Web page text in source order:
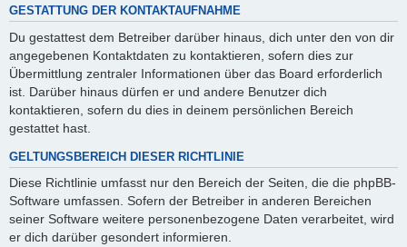
GESTATTUNG DER KONTAKTAUFNAHME
Du gestattest dem Betreiber darüber hinaus, dich unter den von dir
angegebenen Kontaktdaten zu kontaktieren, sofern dies zur
Übermittlung zentraler Informationen über das Board erforderlich
ist. Darüber hinaus dürfen er und andere Benutzer dich
kontaktieren, sofern du dies in deinem persönlichen Bereich
gestattet hast.
GELTUNGSBEREICH DIESER RICHTLINIE
Diese Richtlinie umfasst nur den Bereich der Seiten, die die phpBB-
Software umfassen. Sofern der Betreiber in anderen Bereichen
seiner Software weitere personenbezogene Daten verarbeitet, wird
er dich darüber gesondert informieren.